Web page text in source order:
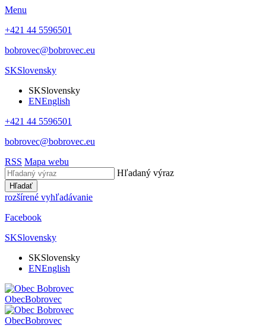
Menu
+421 44 5596501
bobrovec@bobrovec.eu
SKSlovensky
SKSlovensky
ENEnglish
+421 44 5596501
bobrovec@bobrovec.eu
RSS Mapa webu
Hľadaný výraz
Hľadať
rozšírené vyhľadávanie
Facebook
SKSlovensky
SKSlovensky
ENEnglish
ObecBobrovec
ObecBobrovec